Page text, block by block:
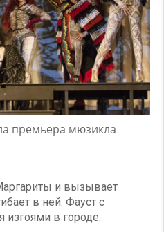
премьера мюзикла
и вызывает
в ней. Фауст с
изгоями в городе.